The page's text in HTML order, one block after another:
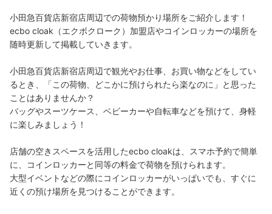
保管できる荷物数
小 :20/ ¥400
支払い方法
現金
このコインロッカーの位置を見る
小田急百貨店新宿店周辺での荷物預かり場所をご紹介します！
ecbo cloak（エクボクローク）加盟店やコインロッカーの場所を
随時更新して掲載していきます。
小田急百貨店新宿店周辺で観光やお仕事、お買い物などをしてい
るとき、「この荷物、どこかに預けられたら楽なのに」と思った
ことはありませんか？
バッグやスーツケース、ベビーカーや自転車などを預けて、身軽
に楽しみましょう！
店舗の空きスペースを活用したecbo cloakは、スマホ予約で簡単
に、コインロッカーと同等の料金で荷物を預けられます。
大型イベントなどの際にコインロッカーがいっぱいでも、すぐに
近くの預け場所を見つけることができます。